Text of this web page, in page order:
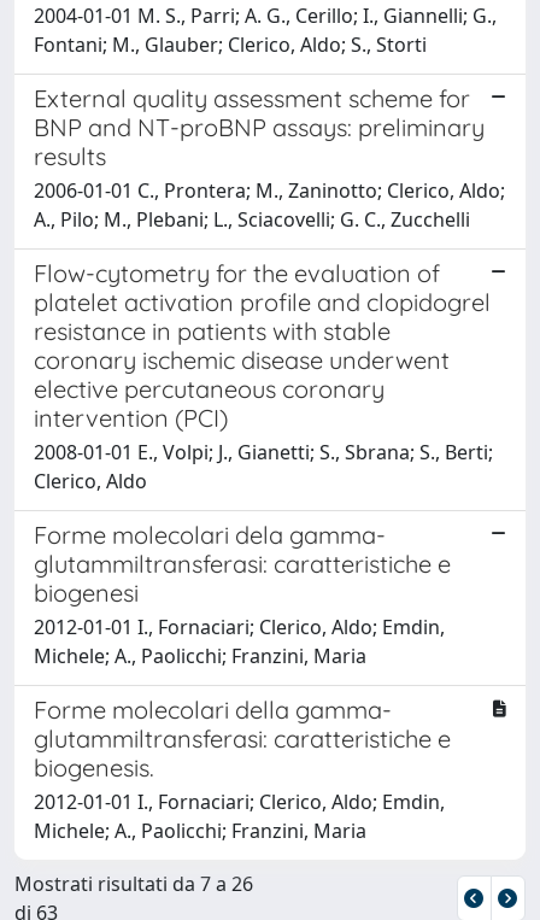
2004-01-01 M. S., Parri; A. G., Cerillo; I., Giannelli; G.,
Fontani; M., Glauber; Clerico, Aldo; S., Storti
External quality assessment scheme for
BNP and NT-proBNP assays: preliminary
results
2006-01-01 C., Prontera; M., Zaninotto; Clerico, Aldo;
A., Pilo; M., Plebani; L., Sciacovelli; G. C., Zucchelli
Flow-cytometry for the evaluation of
platelet activation profile and clopidogrel
resistance in patients with stable
coronary ischemic disease underwent
elective percutaneous coronary
intervention (PCI)
2008-01-01 E., Volpi; J., Gianetti; S., Sbrana; S., Berti;
Clerico, Aldo
Forme molecolari dela gamma-
glutammiltransferasi: caratteristiche e
biogenesi
2012-01-01 I., Fornaciari; Clerico, Aldo; Emdin,
Michele; A., Paolicchi; Franzini, Maria
Forme molecolari della gamma-
glutammiltransferasi: caratteristiche e
biogenesis.
2012-01-01 I., Fornaciari; Clerico, Aldo; Emdin,
Michele; A., Paolicchi; Franzini, Maria
Mostrati risultati da 7 a 26
di 63